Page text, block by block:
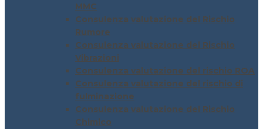
MMC
Consulenza valutazione del Rischio
Rumore
Consulenza valutazione del Rischio
Vibrazioni
Consulenza valutazione del rischio ROA
Consulenza valutazione del rischio di
fulminazione
Consulenza valutazione del Rischio
Chimico